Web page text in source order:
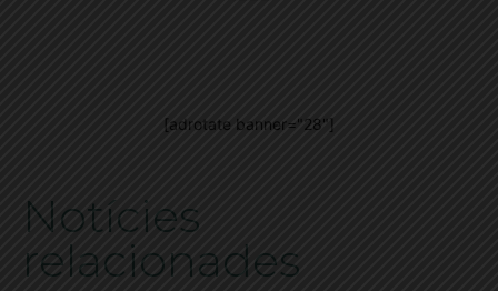
[adrotate banner="28"]
Notícies
relacionades